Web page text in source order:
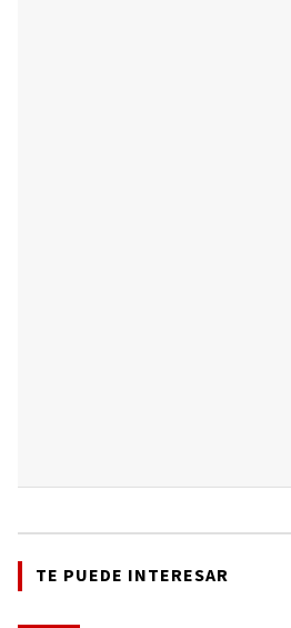
TE PUEDE INTERESAR